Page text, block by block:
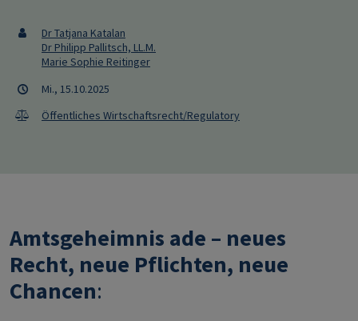
Dr Tatjana Katalan
Dr Philipp Pallitsch, LL.M.
Marie Sophie Reitinger
Mi., 15.10.2025
Öffentliches Wirtschaftsrecht/Regulatory
Amtsgeheimnis ade – neues
Recht, neue Pflichten, neue
Chancen: